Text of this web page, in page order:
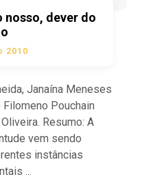
nosso, dever do
2010
Janaína Meneses
Pouchain
Resumo: A
vem sendo
instâncias
...